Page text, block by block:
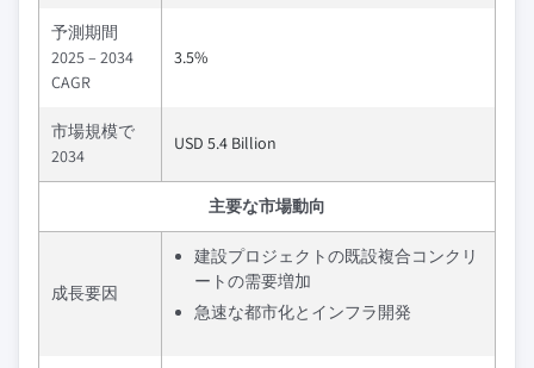
予測期間
2025 – 2034
CAGR
3.5%
市場規模で
2034
USD 5.4 Billion
主要な市場動向
成長要因
建設プロジェクトの既設複合コンクリ
ートの需要増加
急速な都市化とインフラ開発